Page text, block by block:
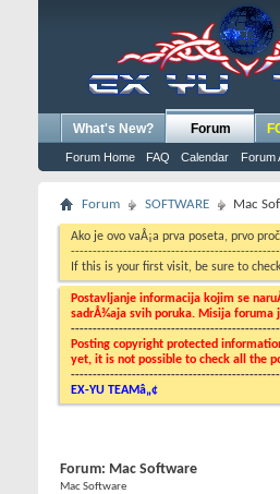
What's New? Forum
Forum Home FAQ Calendar Forum
Forum SOFTWARE Mac
Ako je ovo vaÅ¡a prva poseta, prvo
If this is your first visit, be sure to
Postavljanje informacija kojim se
sadrÅ¾aja svih poruka. Misija foruma
Posting copyright protected
yet, it is not possible to check all the
EX-YU TEAMâ„¢
Forum: Mac Software
Mac Software